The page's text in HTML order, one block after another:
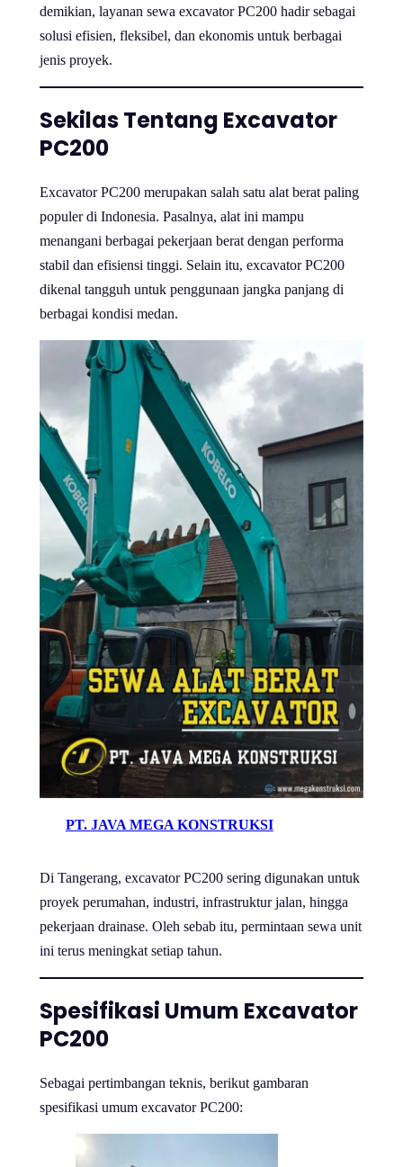
demikian, layanan sewa excavator PC200 hadir sebagai
solusi efisien, fleksibel, dan ekonomis untuk berbagai
jenis proyek.
Sekilas Tentang Excavator
PC200
Excavator PC200 merupakan salah satu alat berat paling
populer di Indonesia. Pasalnya, alat ini mampu
menangani berbagai pekerjaan berat dengan performa
stabil dan efisiensi tinggi. Selain itu, excavator PC200
dikenal tangguh untuk penggunaan jangka panjang di
berbagai kondisi medan.
PT. JAVA MEGA KONSTRUKSI
Di Tangerang, excavator PC200 sering digunakan untuk
proyek perumahan, industri, infrastruktur jalan, hingga
pekerjaan drainase. Oleh sebab itu, permintaan sewa unit
ini terus meningkat setiap tahun.
Spesifikasi Umum Excavator
PC200
Sebagai pertimbangan teknis, berikut gambaran
spesifikasi umum excavator PC200: